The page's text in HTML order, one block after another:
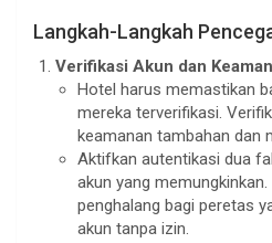
Langkah-Langkah
Verifikasi Akun dan
Hotel harus memastikan
mereka terverifikasi.
keamanan tambahan dan
Aktifkan autentikasi dua
akun yang
penghalang bagi peretas
akun tanpa izin.